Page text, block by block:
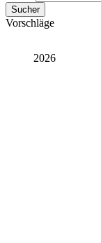
Sucher
Vorschläge
2026